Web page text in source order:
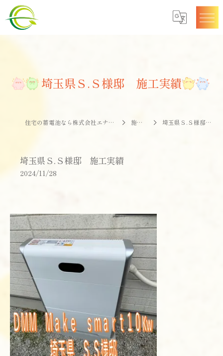
埼玉県Ｓ.Ｓ様邸 施工実績
住宅の蓄電池なら株式会社エナジークオリティー 施工事例 埼玉県Ｓ.Ｓ様邸 施工実績
埼玉県Ｓ.Ｓ様邸 施工実績
2024/11/28